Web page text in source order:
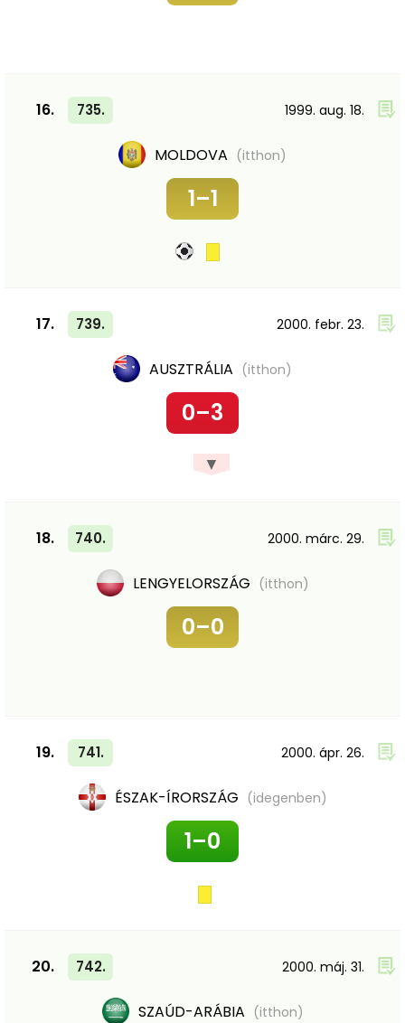
16. 735. 1999. aug. 18.
MOLDOVA (itthon)
1–1
17. 739. 2000. febr. 23.
AUSZTRÁLIA (itthon)
0–3
▼
18. 740. 2000. márc. 29.
LENGYELORSZÁG (itthon)
0–0
19. 741. 2000. ápr. 26.
ÉSZAK-ÍRORSZÁG (idegenben)
1–0
20. 742. 2000. máj. 31.
SZAÚD-ARÁBIA (itthon)